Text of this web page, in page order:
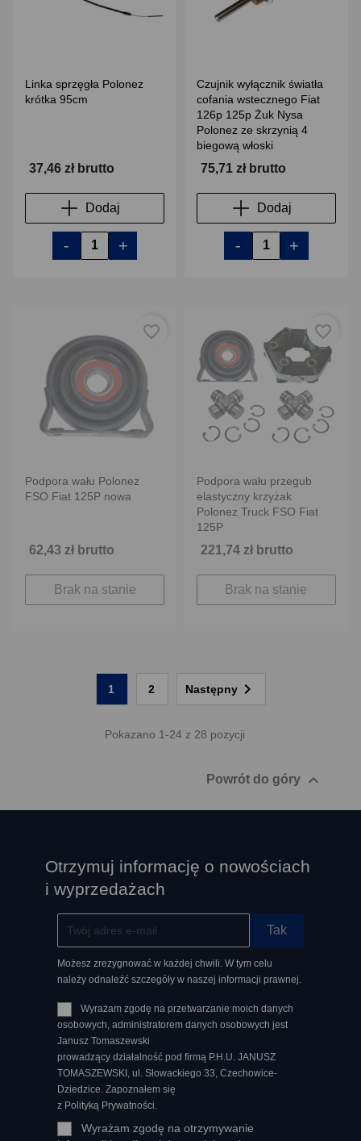
Linka sprzęgła Polonez
krótka 95cm
37,46 zł brutto
Dodaj
- +
Czujnik wyłącznik światła
cofania wstecznego Fiat
126p 125p Żuk Nysa
Polonez ze skrzynią 4
biegową włoski
75,71 zł brutto
Dodaj
- +
Podpora wału Polonez
FSO Fiat 125P nowa
62,43 zł brutto
Brak na stanie
favorite_border
Podpora wału przegub
elastyczny krzyżak
Polonez Truck FSO Fiat
125P
221,74 zł brutto
Brak na stanie
favorite_border
Pokazano 1-24 z 28 pozycji
1 2 Następny
Powrót do góry 
Otrzymuj informację o nowościach
i wyprzedażach
Możesz zrezygnować w każdej chwili. W tym celu
należy odnaleźć szczegóły w naszej informacji prawnej.
Wyrażam zgodę na przetwarzanie moich danych
osobowych, administratorem danych osobowych jest
Janusz Tomaszewski
prowadzący działalność pod firmą P.H.U. JANUSZ
TOMASZEWSKI, ul. Słowackiego 33, Czechowice-
Dziedzice. Zapoznałem się
z Polityką Prywatności.
Wyrażam zgodę na otrzymywanie